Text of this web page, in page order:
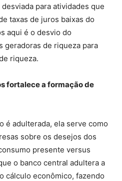
para atividades que
taxas de juros baixas do
aqui é o desvio do
geradoras de riqueza para
riqueza.
fortalece a formação de
é adulterada, ela serve como
sobre os desejos dos
presente versus
o banco central adultera a
cálculo econômico, fazendo